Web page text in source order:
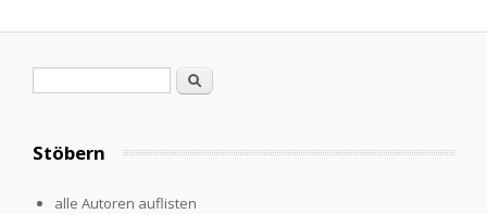
Suche
Stöbern
alle Autoren auflisten